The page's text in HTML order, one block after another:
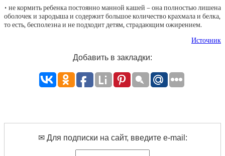
• не кормить ребенка постоянно манной кашей – она полностью лишена
оболочек и зародыша и содержит большое количество крахмала и белка,
то есть, бесполезна и не подходит детям, страдающим ожирением.
Источник
Добавить в закладки:
✉ Для подписки на сайт, введите e-mail: